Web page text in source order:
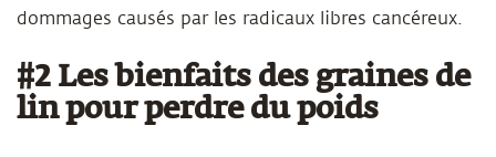
dommages causés par les radicaux libres cancéreux.
#2 Les bienfaits des graines de
lin pour perdre du poids